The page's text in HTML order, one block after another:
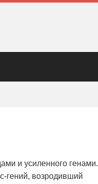
и усиленного генами.
гений, возродивший